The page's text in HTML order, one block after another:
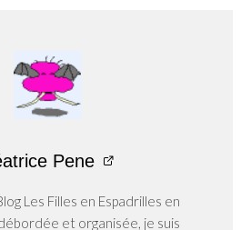
Pene
Les Filles en Espadrilles en
et organisée, je suis